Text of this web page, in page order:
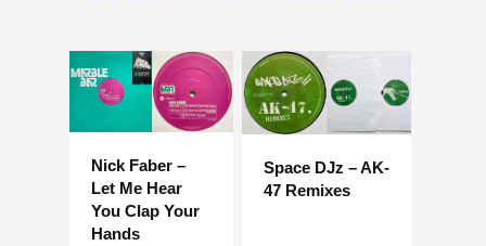
Nick Faber –
Let Me Hear
You Clap Your
Hands
Space DJz – AK-
47 Remixes